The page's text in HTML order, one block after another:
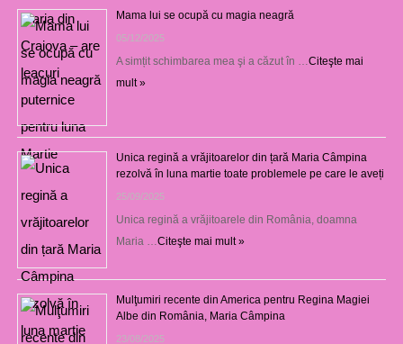
Mama lui se ocupă cu magia neagră
05/12/2025
A simțit schimbarea mea şi a căzut în … Citeşte mai
mult »
Unica regină a vrăjitoarelor din țară Maria Câmpina
rezolvă în luna martie toate problemele pe care le aveți
25/09/2025
Unica regină a vrăjitoarele din România, doamna
Maria … Citeşte mai mult »
Mulţumiri recente din America pentru Regina Magiei
Albe din România, Maria Câmpina
23/08/2025